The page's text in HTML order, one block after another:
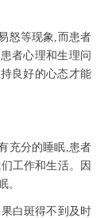
怒等现象,而患者
者心理和生理问
良好的心态才能
充分的睡眠,患者
工作和生活。因
。
白斑得不到及时